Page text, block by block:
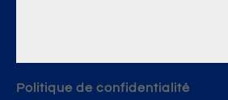
Politique de confidentialité